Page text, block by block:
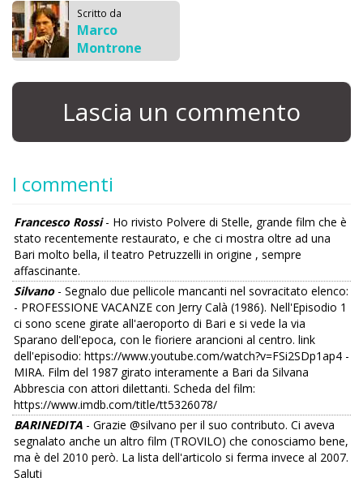
Scritto da
Marco
Montrone
Lascia un commento
I commenti
Francesco Rossi- Ho rivisto Polvere di Stelle, grande film che è
stato recentemente restaurato, e che ci mostra oltre ad una
Bari molto bella, il teatro Petruzzelli in origine , sempre
affascinante.
Silvano- Segnalo due pellicole mancanti nel sovracitato elenco:
- PROFESSIONE VACANZE con Jerry Calà (1986). Nell'Episodio 1
ci sono scene girate all'aeroporto di Bari e si vede la via
Sparano dell'epoca, con le fioriere arancioni al centro. link
dell'episodio: https://www.youtube.com/watch?v=FSi2SDp1ap4 -
MIRA. Film del 1987 girato interamente a Bari da Silvana
Abbrescia con attori dilettanti. Scheda del film:
https://www.imdb.com/title/tt5326078/
BARINEDITA - Grazie @silvano per il suo contributo. Ci aveva
segnalato anche un altro film (TROVILO) che conosciamo bene,
ma è del 2010 però. La lista dell'articolo si ferma invece al 2007.
Saluti